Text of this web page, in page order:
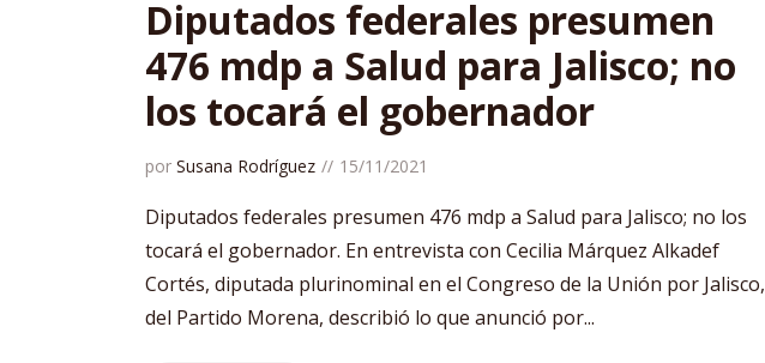
Diputados federales presumen
476 mdp a Salud para Jalisco; no
los tocará el gobernador
por Susana Rodríguez 15/11/2021
Diputados federales presumen 476 mdp a Salud para Jalisco; no los
tocará el gobernador. En entrevista con Cecilia Márquez Alkadef
Cortés, diputada plurinominal en el Congreso de la Unión por Jalisco,
del Partido Morena, describió lo que anunció por...